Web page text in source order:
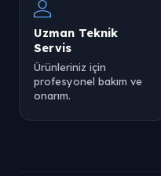
Uzman Teknik
Servis
Ürünleriniz için
profesyonel bakım ve
onarım.